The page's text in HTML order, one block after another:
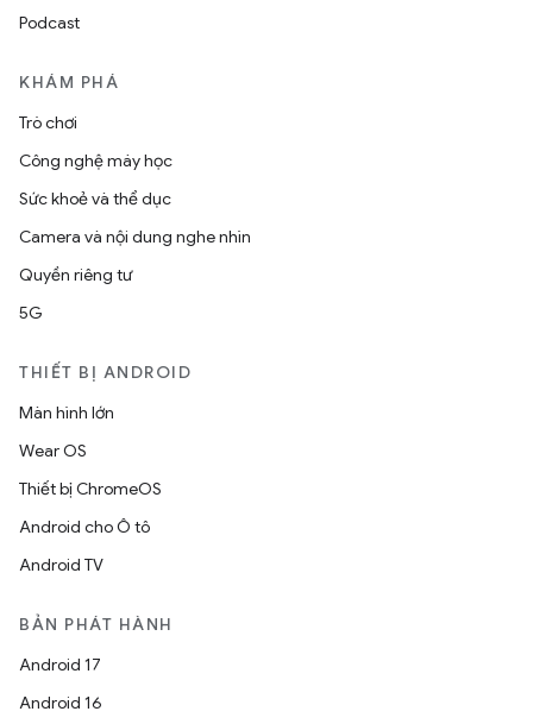
Podcast
KHÁM PHÁ
Trò chơi
Công nghệ máy học
Sức khoẻ và thể dục
Camera và nội dung nghe nhìn
Quyền riêng tư
5G
THIẾT BỊ ANDROID
Màn hình lớn
Wear OS
Thiết bị ChromeOS
Android cho Ô tô
Android TV
BẢN PHÁT HÀNH
Android 17
Android 16